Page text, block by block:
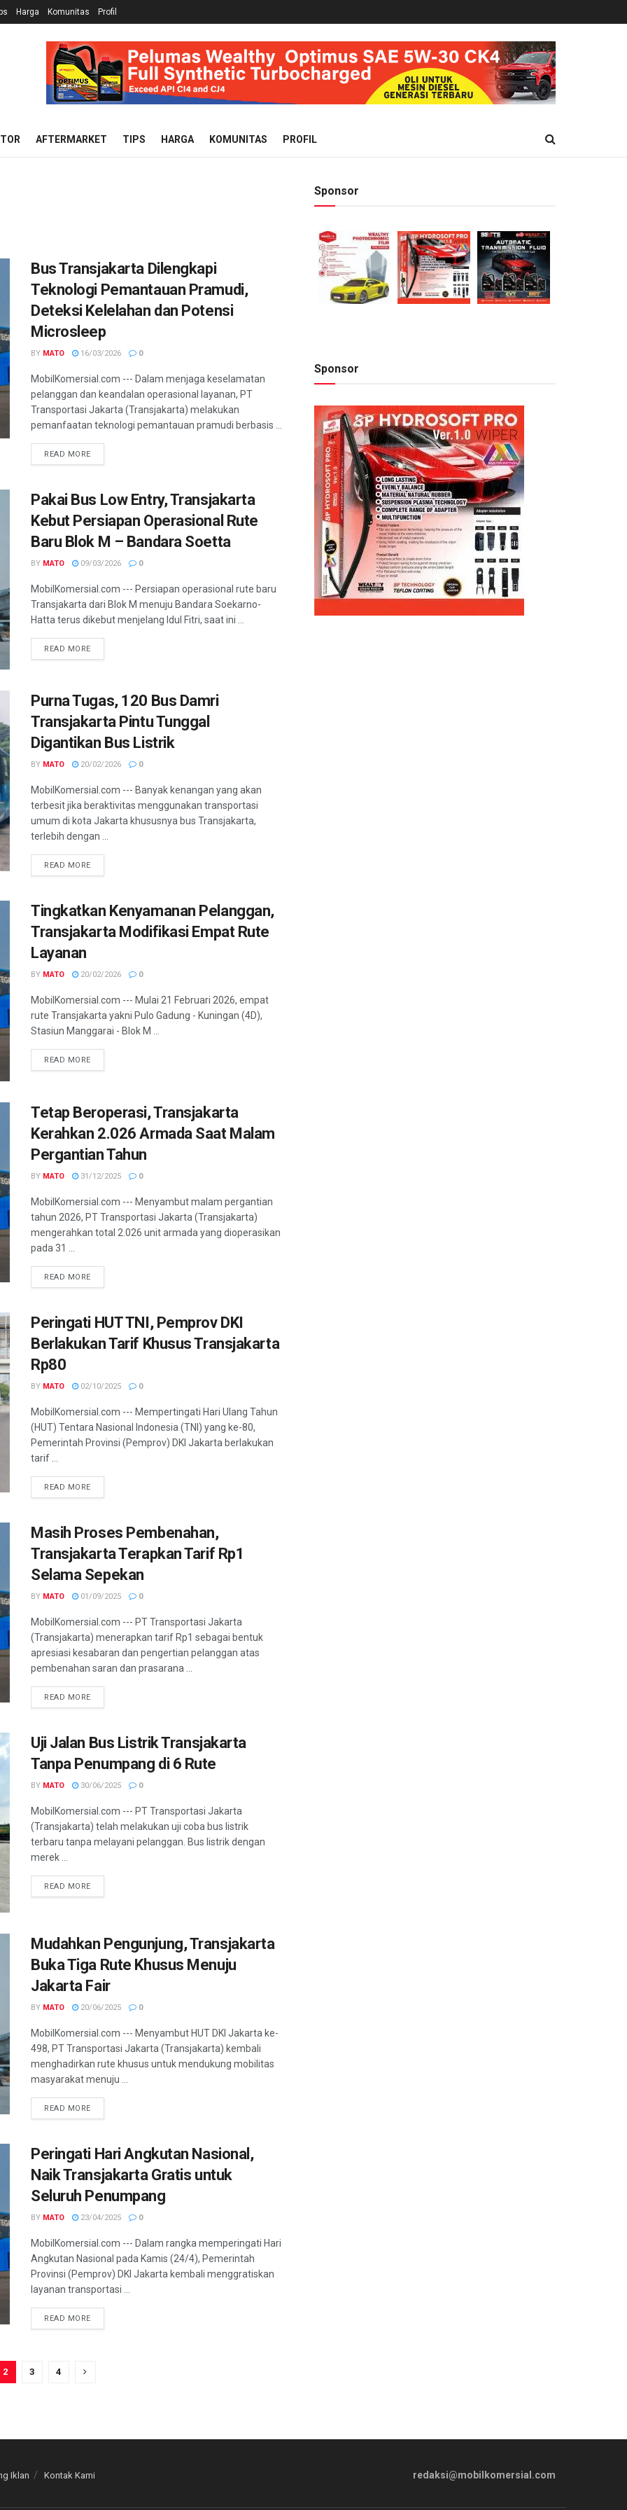
Harga Komunitas Profil
AFTERMARKET TIPS HARGA KOMUNITAS PROFIL
Bus Transjakarta Dilengkapi
Teknologi Pemantauan Pramudi,
Deteksi Kelelahan dan Potensi
Microsleep
BY MATO 16/03/2026 0
MobilKomersial.com --- Dalam menjaga keselamatan
pelanggan dan keandalan operasional layanan, PT
Transportasi Jakarta (Transjakarta) melakukan
pemanfaatan teknologi pemantauan pramudi berbasis ...
READ MORE
Pakai Bus Low Entry, Transjakarta
Kebut Persiapan Operasional Rute
Baru Blok M – Bandara Soetta
BY MATO 09/03/2026 0
MobilKomersial.com --- Persiapan operasional rute baru
Transjakarta dari Blok M menuju Bandara Soekarno-
Hatta terus dikebut menjelang Idul Fitri, saat ini ...
READ MORE
Purna Tugas, 120 Bus Damri
Transjakarta Pintu Tunggal
Digantikan Bus Listrik
BY MATO 20/02/2026 0
MobilKomersial.com --- Banyak kenangan yang akan
terbesit jika beraktivitas menggunakan transportasi
umum di kota Jakarta khususnya bus Transjakarta,
terlebih dengan ...
READ MORE
Tingkatkan Kenyamanan Pelanggan,
Transjakarta Modifikasi Empat Rute
Layanan
BY MATO 20/02/2026 0
MobilKomersial.com --- Mulai 21 Februari 2026, empat
rute Transjakarta yakni Pulo Gadung - Kuningan (4D),
Stasiun Manggarai - Blok M ...
READ MORE
Tetap Beroperasi, Transjakarta
Kerahkan 2.026 Armada Saat Malam
Pergantian Tahun
BY MATO 31/12/2025 0
MobilKomersial.com --- Menyambut malam pergantian
tahun 2026, PT Transportasi Jakarta (Transjakarta)
mengerahkan total 2.026 unit armada yang dioperasikan
pada 31 ...
READ MORE
Peringati HUT TNI, Pemprov DKI
Berlakukan Tarif Khusus Transjakarta
Rp80
BY MATO 02/10/2025 0
MobilKomersial.com --- Mempertingati Hari Ulang Tahun
(HUT) Tentara Nasional Indonesia (TNI) yang ke-80,
Pemerintah Provinsi (Pemprov) DKI Jakarta berlakukan
tarif ...
READ MORE
Masih Proses Pembenahan,
Transjakarta Terapkan Tarif Rp1
Selama Sepekan
BY MATO 01/09/2025 0
MobilKomersial.com --- PT Transportasi Jakarta
(Transjakarta) menerapkan tarif Rp1 sebagai bentuk
apresiasi kesabaran dan pengertian pelanggan atas
pembenahan saran dan prasarana ...
READ MORE
Uji Jalan Bus Listrik Transjakarta
Tanpa Penumpang di 6 Rute
BY MATO 30/06/2025 0
MobilKomersial.com --- PT Transportasi Jakarta
(Transjakarta) telah melakukan uji coba bus listrik
terbaru tanpa melayani pelanggan. Bus listrik dengan
merek ...
READ MORE
Mudahkan Pengunjung, Transjakarta
Buka Tiga Rute Khusus Menuju
Jakarta Fair
BY MATO 20/06/2025 0
MobilKomersial.com --- Menyambut HUT DKI Jakarta ke-
498, PT Transportasi Jakarta (Transjakarta) kembali
menghadirkan rute khusus untuk mendukung mobilitas
masyarakat menuju ...
READ MORE
Peringati Hari Angkutan Nasional,
Naik Transjakarta Gratis untuk
Seluruh Penumpang
BY MATO 23/04/2025 0
MobilKomersial.com --- Dalam rangka memperingati Hari
Angkutan Nasional pada Kamis (24/4), Pemerintah
Provinsi (Pemprov) DKI Jakarta kembali menggratiskan
layanan transportasi ...
READ MORE
2 3 4
Sponsor
Sponsor
Iklan Kontak Kami redaksi@mobilkomersial.com